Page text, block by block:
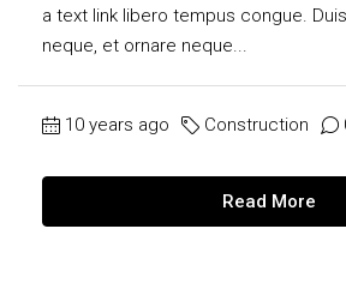
a text link libero tempus congue.
neque, et ornare neque...
10 years ago Construction
Read More